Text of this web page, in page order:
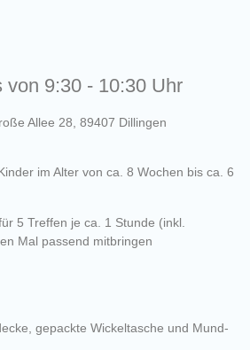
von 9:30 - 10:30 Uhr
Allee 28, 89407 Dillingen
im Alter von ca. 8 Wochen bis ca. 6
5 Treffen je ca. 1 Stunde (inkl.
Mal passend mitbringen
gepackte Wickeltasche und Mund-